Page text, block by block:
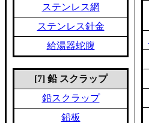
ステンレス網
ステンレス針金
給湯器蛇腹
[7] 鉛 スクラップ
鉛スクラップ
鉛板